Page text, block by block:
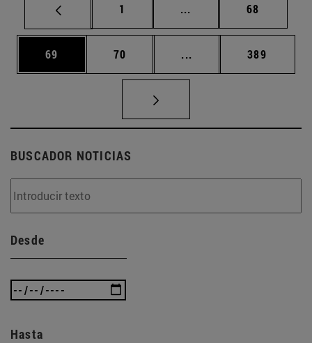
Página
1 ... Páginas intermedias
Página
68
Página
69 Página
70 ... Páginas intermedias
Página
389
BUSCADOR NOTICIAS
Desde
Hasta